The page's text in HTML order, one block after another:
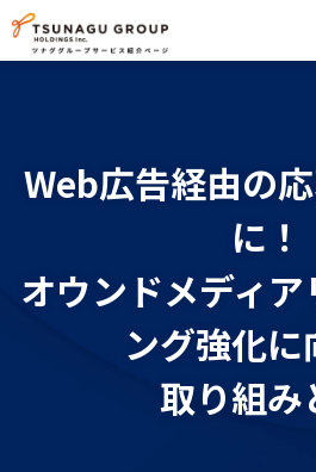
イベント・セミ
お役立ち情報
お問い合わせ
Web広告経由の
に！
オウンドメディア
ング強化に
取り組み